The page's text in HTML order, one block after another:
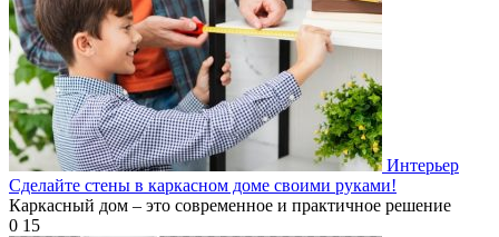
Интерьер
Сделайте стены в каркасном доме своими руками!
Каркасный дом – это современное и практичное решение
0 15